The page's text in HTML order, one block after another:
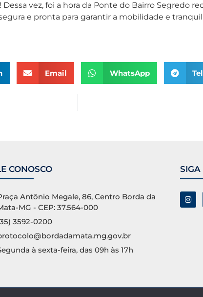
vez, foi a hora da Ponte do Bairro Segredo
e pronta para garantir a mobilidade e
Email WhatsApp
CONOSCO
Antônio Megale, 86, Centro Borda da
MG - CEP: 37.564-000
3592-0200
à sexta-feira, das 09h às 17h
SIGA